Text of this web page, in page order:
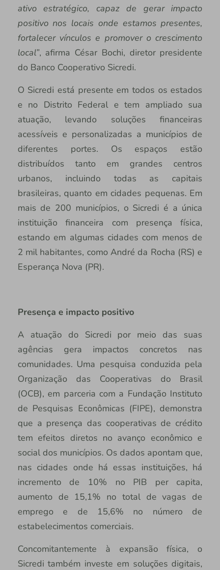
ativo estratégico, capaz de gerar impacto
positivo nos locais onde estamos presentes,
fortalecer vínculos e promover o crescimento
local”, afirma César Bochi, diretor presidente
do Banco Cooperativo Sicredi.
O Sicredi está presente em todos os estados
e no Distrito Federal e tem ampliado sua
atuação, levando soluções financeiras
acessíveis e personalizadas a municípios de
diferentes portes. Os espaços estão
distribuídos tanto em grandes centros
urbanos, incluindo todas as capitais
brasileiras, quanto em cidades pequenas. Em
mais de 200 municípios, o Sicredi é a única
instituição financeira com presença física,
estando em algumas cidades com menos de
2 mil habitantes, como André da Rocha (RS) e
Esperança Nova (PR).
Presença e impacto positivo
A atuação do Sicredi por meio das suas
agências gera impactos concretos nas
comunidades. Uma pesquisa conduzida pela
Organização das Cooperativas do Brasil
(OCB), em parceria com a Fundação Instituto
de Pesquisas Econômicas (FIPE), demonstra
que a presença das cooperativas de crédito
tem efeitos diretos no avanço econômico e
social dos municípios. Os dados apontam que,
nas cidades onde há essas instituições, há
incremento de 10% no PIB per capita,
aumento de 15,1% no total de vagas de
emprego e de 15,6% no número de
estabelecimentos comerciais.
Concomitantemente à expansão física, o
Sicredi também investe em soluções digitais,